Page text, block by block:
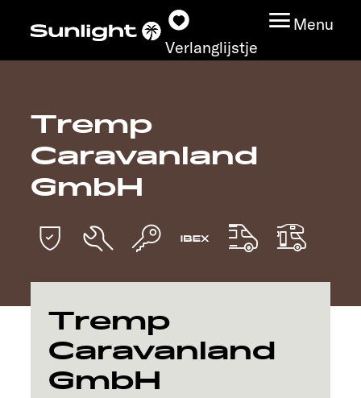
Verlanglijstje
Menu
Modeloverzicht
Configurator
Vind jouw Sunlight
Ontdek
Service
Tremp
Caravanland
GmbH
Tremp
Caravanland
GmbH